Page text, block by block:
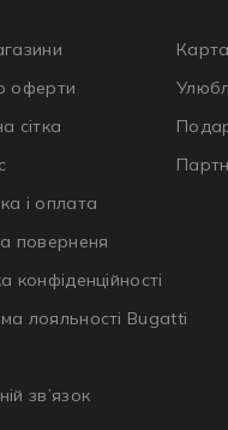
оферти
сітка
і оплата
поверненя
конфіденційності
лояльності Bugatti
зв’язок